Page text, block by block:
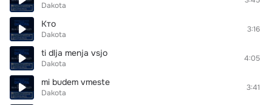
Dakota
Кто
Dakota
3:16
ti dlja menja vsjo
Dakota
4:05
mi budem vmeste
Dakota
3:41